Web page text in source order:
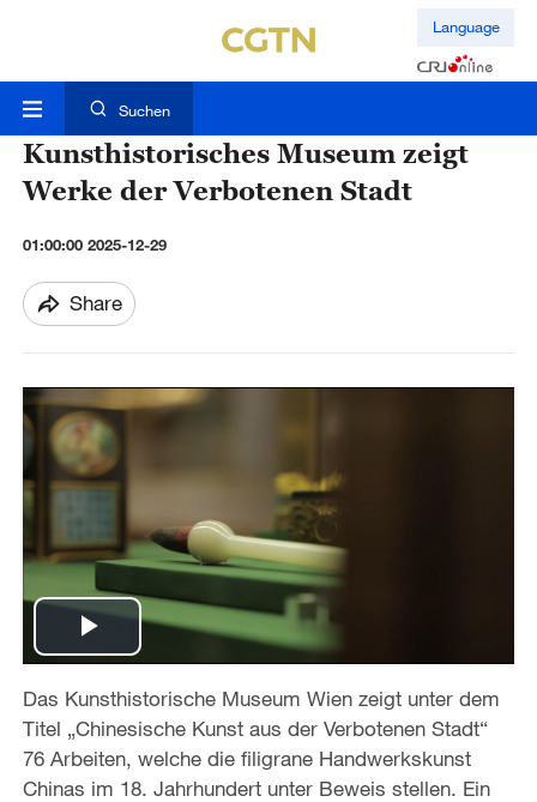
Language
Suchen
Kunsthistorisches Museum zeigt
Werke der Verbotenen Stadt
01:00:00 2025-12-29
Share
P
l
a
Das Kunsthistorische Museum Wien zeigt unter dem
Titel „Chinesische Kunst aus der Verbotenen Stadt“
76 Arbeiten, welche die filigrane Handwerkskunst
Chinas im 18. Jahrhundert unter Beweis stellen. Ein